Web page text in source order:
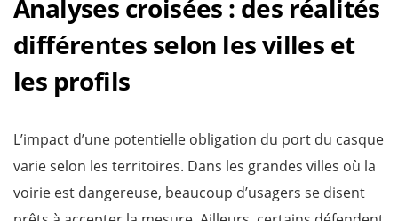
Analyses croisées : des réalités
différentes selon les villes et
les profils
L’impact d’une potentielle obligation du port du casque
varie selon les territoires. Dans les grandes villes où la
voirie est dangereuse, beaucoup d’usagers se disent